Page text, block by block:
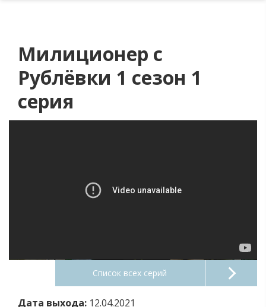
Милиционер с
Рублёвки 1 сезон 1
серия
Список всех серий
Дата выхода: 12.04.2021